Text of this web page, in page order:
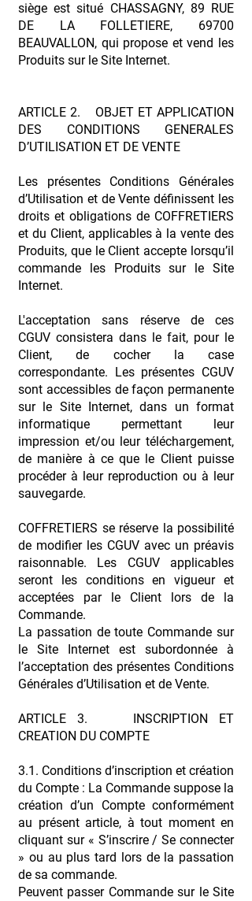
siège est situé CHASSAGNY, 89 RUE
DE LA FOLLETIERE, 69700
BEAUVALLON, qui propose et vend les
Produits sur le Site Internet.
ARTICLE 2. OBJET ET APPLICATION
DES CONDITIONS GENERALES
D’UTILISATION ET DE VENTE
Les présentes Conditions Générales
d’Utilisation et de Vente définissent les
droits et obligations de COFFRETIERS
et du Client, applicables à la vente des
Produits, que le Client accepte lorsqu’il
commande les Produits sur le Site
Internet.
L'acceptation sans réserve de ces
CGUV consistera dans le fait, pour le
Client, de cocher la case
correspondante. Les présentes CGUV
sont accessibles de façon permanente
sur le Site Internet, dans un format
informatique permettant leur
impression et/ou leur téléchargement,
de manière à ce que le Client puisse
procéder à leur reproduction ou à leur
sauvegarde.
COFFRETIERS se réserve la possibilité
de modifier les CGUV avec un préavis
raisonnable. Les CGUV applicables
seront les conditions en vigueur et
acceptées par le Client lors de la
Commande.
La passation de toute Commande sur
le Site Internet est subordonnée à
l’acceptation des présentes Conditions
Générales d’Utilisation et de Vente.
ARTICLE 3. INSCRIPTION ET
CREATION DU COMPTE
3.1. Conditions d’inscription et création
du Compte : La Commande suppose la
création d’un Compte conformément
au présent article, à tout moment en
cliquant sur « S’inscrire / Se connecter
» ou au plus tard lors de la passation
de sa commande.
Peuvent passer Commande sur le Site